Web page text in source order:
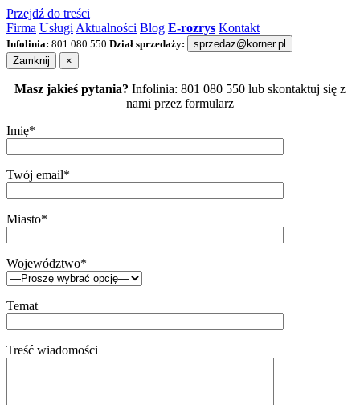
Przejdź do treści
Firma Usługi Aktualności Blog E-rozrys Kontakt
Infolinia: 801 080 550 Dział sprzedaży:
sprzedaz@korner.pl
Zamknij
×
Masz jakieś pytania? Infolinia: 801 080 550 lub skontaktuj się z
nami przez formularz
Imię*
Twój email*
Miasto*
Województwo*
Temat
Treść wiadomości